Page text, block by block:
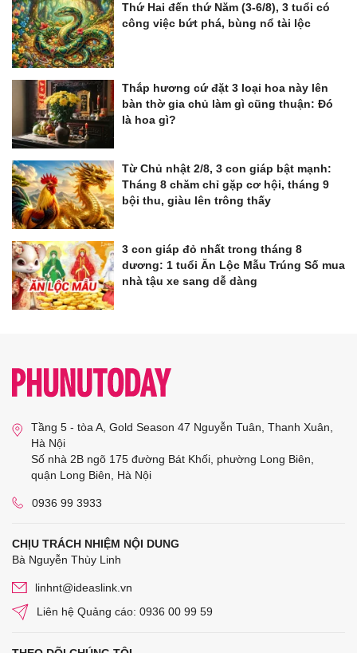
Thứ Hai đến thứ Năm (3-6/8), 3 tuổi có
công việc bứt phá, bùng nổ tài lộc
Thắp hương cứ đặt 3 loại hoa này lên
bàn thờ gia chủ làm gì cũng thuận: Đó
là hoa gì?
Từ Chủ nhật 2/8, 3 con giáp bật mạnh:
Tháng 8 chăm chỉ gặp cơ hội, tháng 9
bội thu, giàu lên trông thấy
3 con giáp đỏ nhất trong tháng 8
dương: 1 tuổi Ăn Lộc Mẫu Trúng Số mua
nhà tậu xe sang dễ dàng
Tầng 5 - tòa A, Gold Season 47 Nguyễn Tuân, Thanh Xuân,
Hà Nội
Số nhà 2B ngõ 175 đường Bát Khối, phường Long Biên,
quận Long Biên, Hà Nội
0936 99 3933
CHỊU TRÁCH NHIỆM NỘI DUNG
Bà Nguyễn Thùy Linh
linhnt@ideaslink.vn
Liên hệ Quảng cáo: 0936 00 99 59